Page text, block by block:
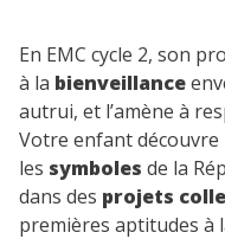
En EMC cycle 2, son
à la bienveillance
autrui, et l’amène à
Votre enfant découvre
les symboles de la
dans des projets
premières aptitudes à